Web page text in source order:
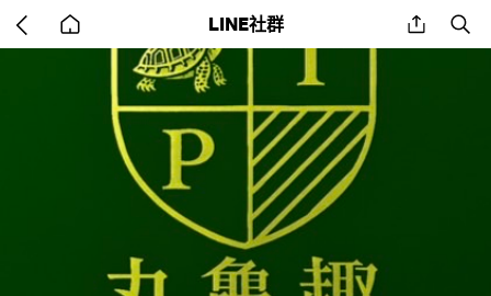
back
to
LINE社群 share